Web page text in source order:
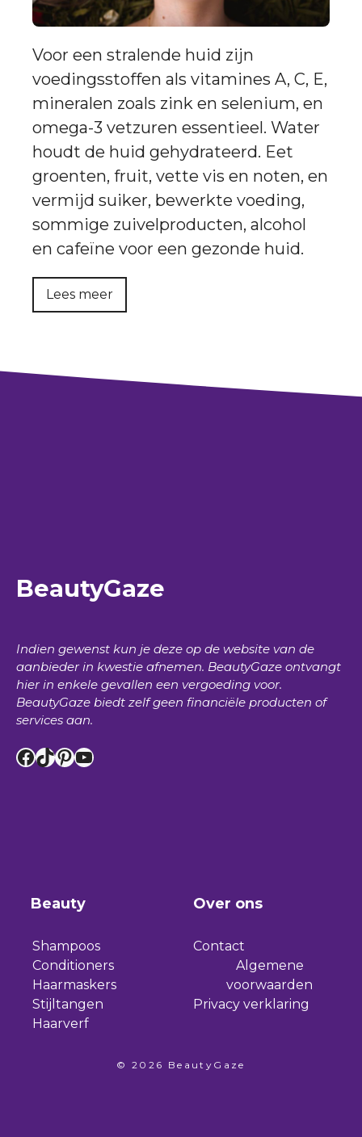
Voor een stralende huid zijn
voedingsstoffen als vitamines A, C, E,
mineralen zoals zink en selenium, en
omega-3 vetzuren essentieel. Water
houdt de huid gehydrateerd. Eet
groenten, fruit, vette vis en noten, en
vermijd suiker, bewerkte voeding,
sommige zuivelproducten, alcohol
en cafeïne voor een gezonde huid.
Lees meer
BeautyGaze
Indien gewenst kun je deze op de website van de
aanbieder in kwestie afnemen. BeautyGaze ontvangt
hier in enkele gevallen een vergoeding voor.
BeautyGaze biedt zelf geen financiële producten of
services aan.
Facebook
TikTok
Pinterest
YouTube
Beauty
Shampoos
Conditioners
Haarmaskers
Stijltangen
Haarverf
Over ons
Contact
Algemene
voorwaarden
Privacy verklaring
© 2026 BeautyGaze